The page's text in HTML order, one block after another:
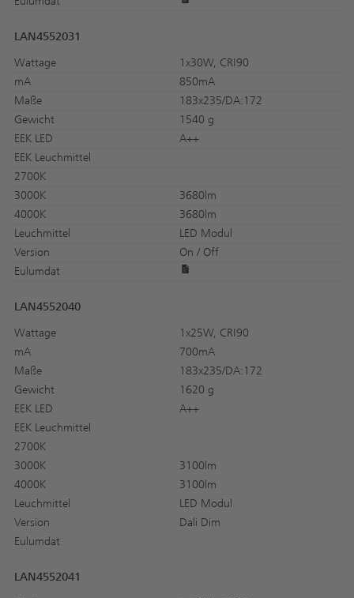
LAN4552031
Wattage
1x30W, CRI90
mA
850mA
Maße
183x235/DA:172
Gewicht
1540 g
EEK LED
A++
EEK Leuchmittel
2700K
3000K
3680lm
4000K
3680lm
Leuchmittel
LED Modul
Version
On / Off
Eulumdat
LAN4552040
Wattage
1x25W, CRI90
mA
700mA
Maße
183x235/DA:172
Gewicht
1620 g
EEK LED
A++
EEK Leuchmittel
2700K
3000K
3100lm
4000K
3100lm
Leuchmittel
LED Modul
Version
Dali Dim
Eulumdat
LAN4552041